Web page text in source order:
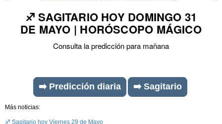
♐ SAGITARIO HOY DOMINGO 31
DE MAYO | HORÓSCOPO MÁGICO
Consulta la predicción para mañana
➡️ Predicción diaria ➡️ Sagitario
Más noticias:
♐ Sagitario hoy Viernes 29 de Mayo